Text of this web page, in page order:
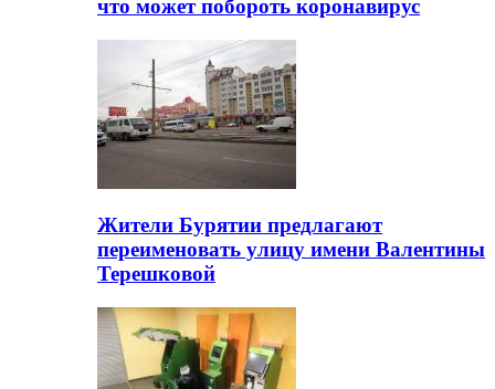
что может побороть коронавирус
Жители Бурятии предлагают
переименовать улицу имени Валентины
Терешковой